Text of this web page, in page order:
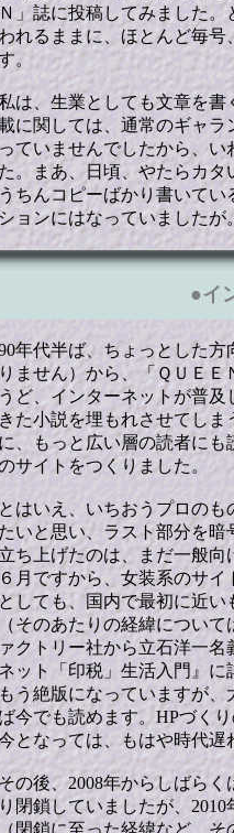
Ｎ」誌に投稿してみました
われるままに、ほとんど毎
。
は、生業としても文章を
に関しては、通常のギャラ
ていませんでしたから、
た。まあ、日頃、やたらカ
うちんコピーばかり書いて
ションにはなっていましたが
●イ
年代半ば、ちょっとした
ません）から、「ＱＵＥ
うど、インターネットが普
きた小説を埋もれさせてし
に、もっと広い層の読者に
サイトをつくりました。
はいえ、いちおうプロの
たいと思い、ラスト部分を
立ち上げたのは、まだ一般向
６月ですから、女装系のサ
としても、国内で最初に近
（そのあたりの経緯について
クトリー社から立石洋一名
ネット「印税」生活入門』
う絶版になっていますが、
今でも読めます。HPづく
となっては、もはや時代遅
その後、2008年からしばら
り閉鎖していましたが、
閉鎖に至った経緯など、そ